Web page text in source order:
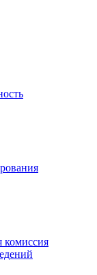
комиссия